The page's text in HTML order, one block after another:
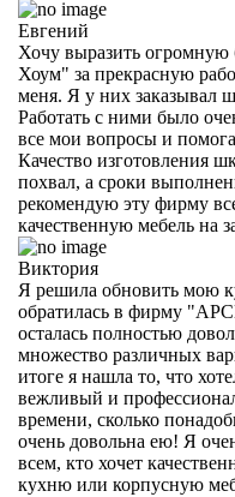
Евгений
Хочу выразить
Хоум" за прекрасную
меня. Я у них заказывал
Работать с ними было
все мои вопросы и
Качество изготовления
похвал, а сроки
рекомендую эту фирму
качественную мебель на
Виктория
Я решила обновить мою
обратилась в фирму
осталась полностью
множество различных
итоге я нашла то, что
вежливый и
времени, сколько
очень довольна ею! Я
всем, кто хочет
кухню или корпусную